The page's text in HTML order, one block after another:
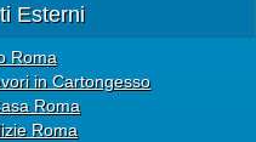
Esterni
Roma
in Cartongesso
Roma
Roma